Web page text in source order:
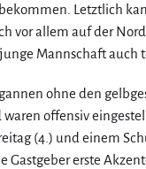
Letztlich
vor allem auf der
Mannschaft auch
ohne den
offensiv
(4.) und einem
Gastgeber erste